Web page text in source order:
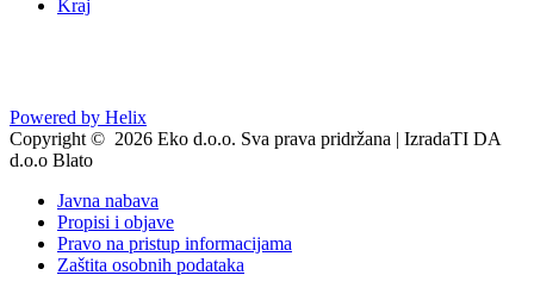
Kraj
Powered by Helix
Copyright © 2026 Eko d.o.o. Sva prava pridržana | IzradaTI DA
d.o.o Blato
Javna nabava
Propisi i objave
Pravo na pristup informacijama
Zaštita osobnih podataka